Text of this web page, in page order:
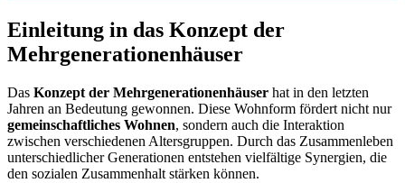
Einleitung in das Konzept der
Mehrgenerationenhäuser
Das Konzept der Mehrgenerationenhäuser hat in den letzten
Jahren an Bedeutung gewonnen. Diese Wohnform fördert nicht nur
gemeinschaftliches Wohnen, sondern auch die Interaktion
zwischen verschiedenen Altersgruppen. Durch das Zusammenleben
unterschiedlicher Generationen entstehen vielfältige Synergien, die
den sozialen Zusammenhalt stärken können.